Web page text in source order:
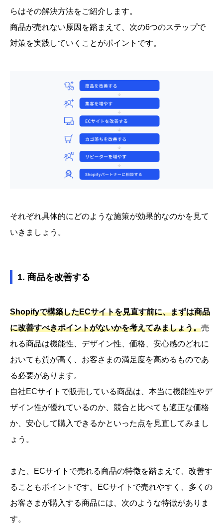
らはその解決方法をご紹介します。
商品が売れない原因を踏まえて、次の6つのステップで
対策を実践していくことがポイントです。
それぞれ具体的にどのような施策が効果的なのかを見て
いきましょう。
1. 商品を改善する
Shopifyで構築したECサイトを見直す前に、まずは商品
に改善すべきポイントがないかを考えてみましょう。売
れる商品は機能性、デザイン性、価格、安心感のどれに
おいても質が高く、お客さまの満足度を高めるものであ
る必要があります。
自社ECサイトで販売している商品は、本当に機能性やデ
ザイン性が優れているのか、競合と比べても適正な価格
か、安心して購入できるかといった点を見直してみまし
ょう。
また、ECサイトで売れる商品の特徴を踏まえて、改善す
ることもポイントです。ECサイトで売れやすく、多くの
お客さまが購入する商品には、次のような特徴がありま
す。